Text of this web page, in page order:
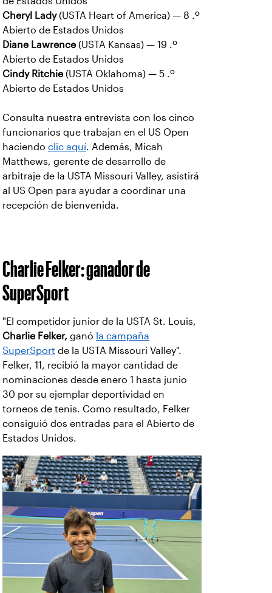
Cheryl Lady(USTA Heart of America) — 8 .º
Abierto de Estados Unidos
Diane Lawrence (USTA Kansas) — 19 .º
Abierto de Estados Unidos
Cindy Ritchie (USTA Oklahoma) — 5 .º
Abierto de Estados Unidos
Consulta nuestra entrevista con los cinco
funcionarios que trabajan en el US Open
haciendo clic aquí. Además, Micah
Matthews, gerente de desarrollo de
arbitraje de la USTA Missouri Valley, asistirá
al US Open para ayudar a coordinar una
recepción de bienvenida.
Charlie Felker: ganador de
SuperSport
"El competidor junior de la USTA St. Louis,
Charlie Felker, ganó la campaña
SuperSport de la USTA Missouri Valley".
Felker, 11, recibió la mayor cantidad de
nominaciones desde enero 1 hasta junio
30 por su ejemplar deportividad en
torneos de tenis. Como resultado, Felker
consiguió dos entradas para el Abierto de
Estados Unidos.